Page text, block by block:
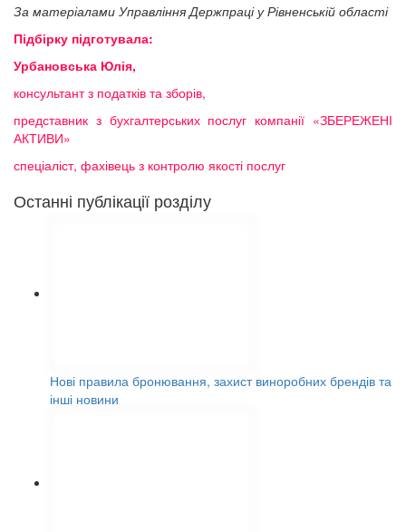
За матеріалами Управління Держпраці у Рівненській області
Підбірку підготувала:
Урбановська Юлія,
консультант з податків та зборів,
представник з бухгалтерських послуг компанії «ЗБЕРЕЖЕНІ
АКТИВИ»
спеціаліст, фахівець з контролю якості послуг
Останні публікації розділу
Нові правила бронювання, захист виноробних брендів та
інші новини